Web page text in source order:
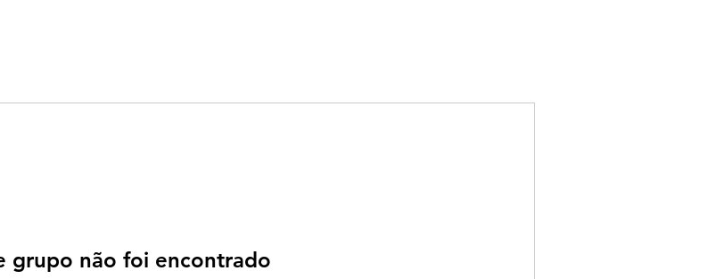
grupo não foi encontrado